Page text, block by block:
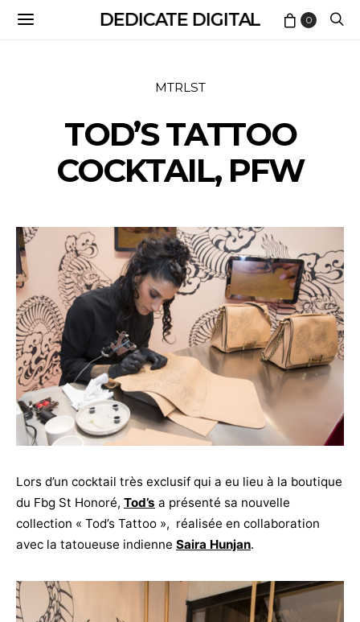
DEDICATE DIGITAL 0
MTRLST
TOD’S TATTOO
COCKTAIL, PFW
Lors d’un cocktail très exclusif qui a eu lieu à la boutique
du Fbg St Honoré, Tod’s a présenté sa nouvelle
collection « Tod’s Tattoo », réalisée en collaboration
avec la tatoueuse indienne Saira Hunjan.